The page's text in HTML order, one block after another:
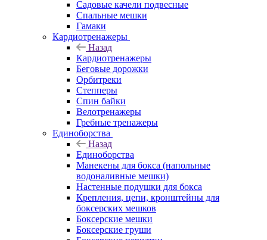
Садовые качели подвесные
Спальные мешки
Гамаки
Кардиотренажеры
Назад
Кардиотренажеры
Беговые дорожки
Орбитреки
Степперы
Спин байки
Велотренажеры
Гребные тренажеры
Единоборства
Назад
Единоборства
Манекены для бокса (напольные
водоналивные мешки)
Настенные подушки для бокса
Крепления, цепи, кронштейны для
боксерских мешков
Боксерские мешки
Боксерские груши